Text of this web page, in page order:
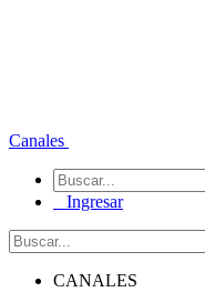
Canales
Ingresar
CANALES